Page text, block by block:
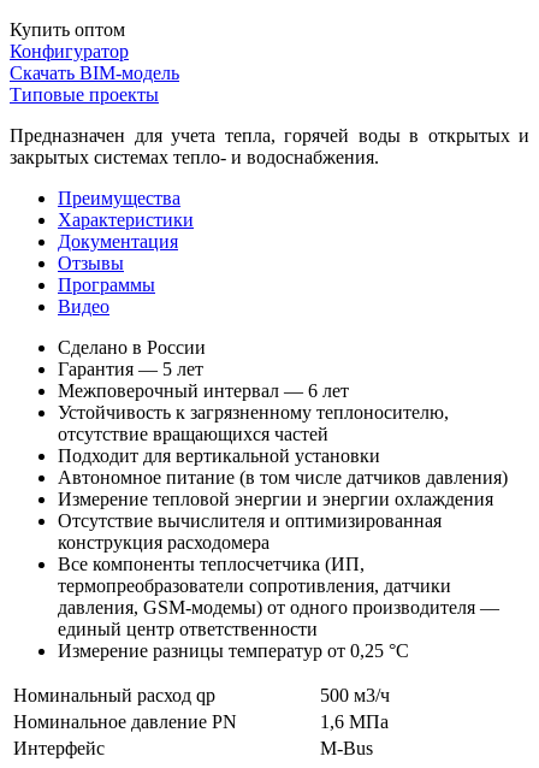
Купить оптом
Конфигуратор
Скачать BIM-модель
Типовые проекты
Предназначен для учета тепла, горячей воды в открытых и
закрытых системах тепло- и водоснабжения.
Преимущества
Характеристики
Документация
Отзывы
Программы
Видео
Сделано в России
Гарантия — 5 лет
Межповерочный интервал — 6 лет
Устойчивость к загрязненному теплоносителю,
отсутствие вращающихся частей
Подходит для вертикальной установки
Автономное питание (в том числе датчиков давления)
Измерение тепловой энергии и энергии охлаждения
Отсутствие вычислителя и оптимизированная
конструкция расходомера
Все компоненты теплосчетчика (ИП,
термопреобразователи сопротивления, датчики
давления, GSM-модемы) от одного производителя —
единый центр ответственности
Измерение разницы температур от 0,25 °С
Номинальный расход qp
500 м3/ч
Номинальное давление PN
1,6 МПа
Интерфейс
M-Bus